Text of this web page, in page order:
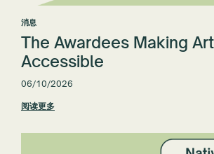
消息
The Awardees Making
Accessible
06/10/2026
阅读更多